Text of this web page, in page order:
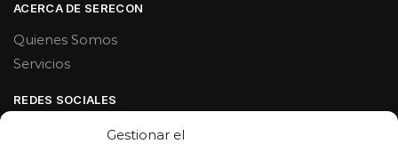
Gestionar el
ACERCA DE SERECON
Quienes Somos
Servicios
REDES SOCIALES